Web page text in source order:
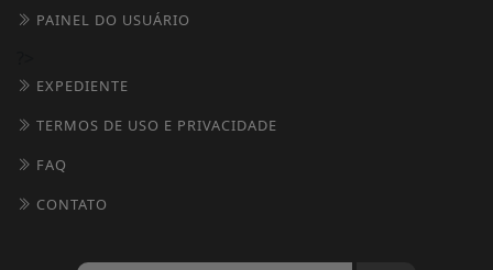
PAINEL DO USUÁRIO
EXPEDIENTE
TERMOS DE USO E PRIVACIDADE
FAQ
CONTATO